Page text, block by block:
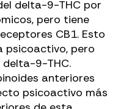
delta-9-THC por
pero tiene
CB1. Esto
psicoactivo, pero
9-THC.
anteriores
psicoactivo más